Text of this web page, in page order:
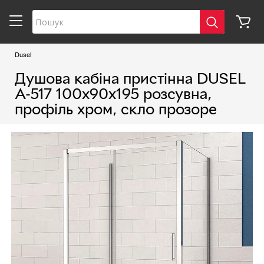
Dusel
Душова кабіна пристінна DUSEL
A-517 100х90х195 розсувна,
профіль хром, скло прозоре